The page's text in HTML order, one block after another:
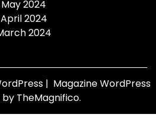
May 2024
April 2024
2024
| Magazine WordPress
by TheMagnifico.